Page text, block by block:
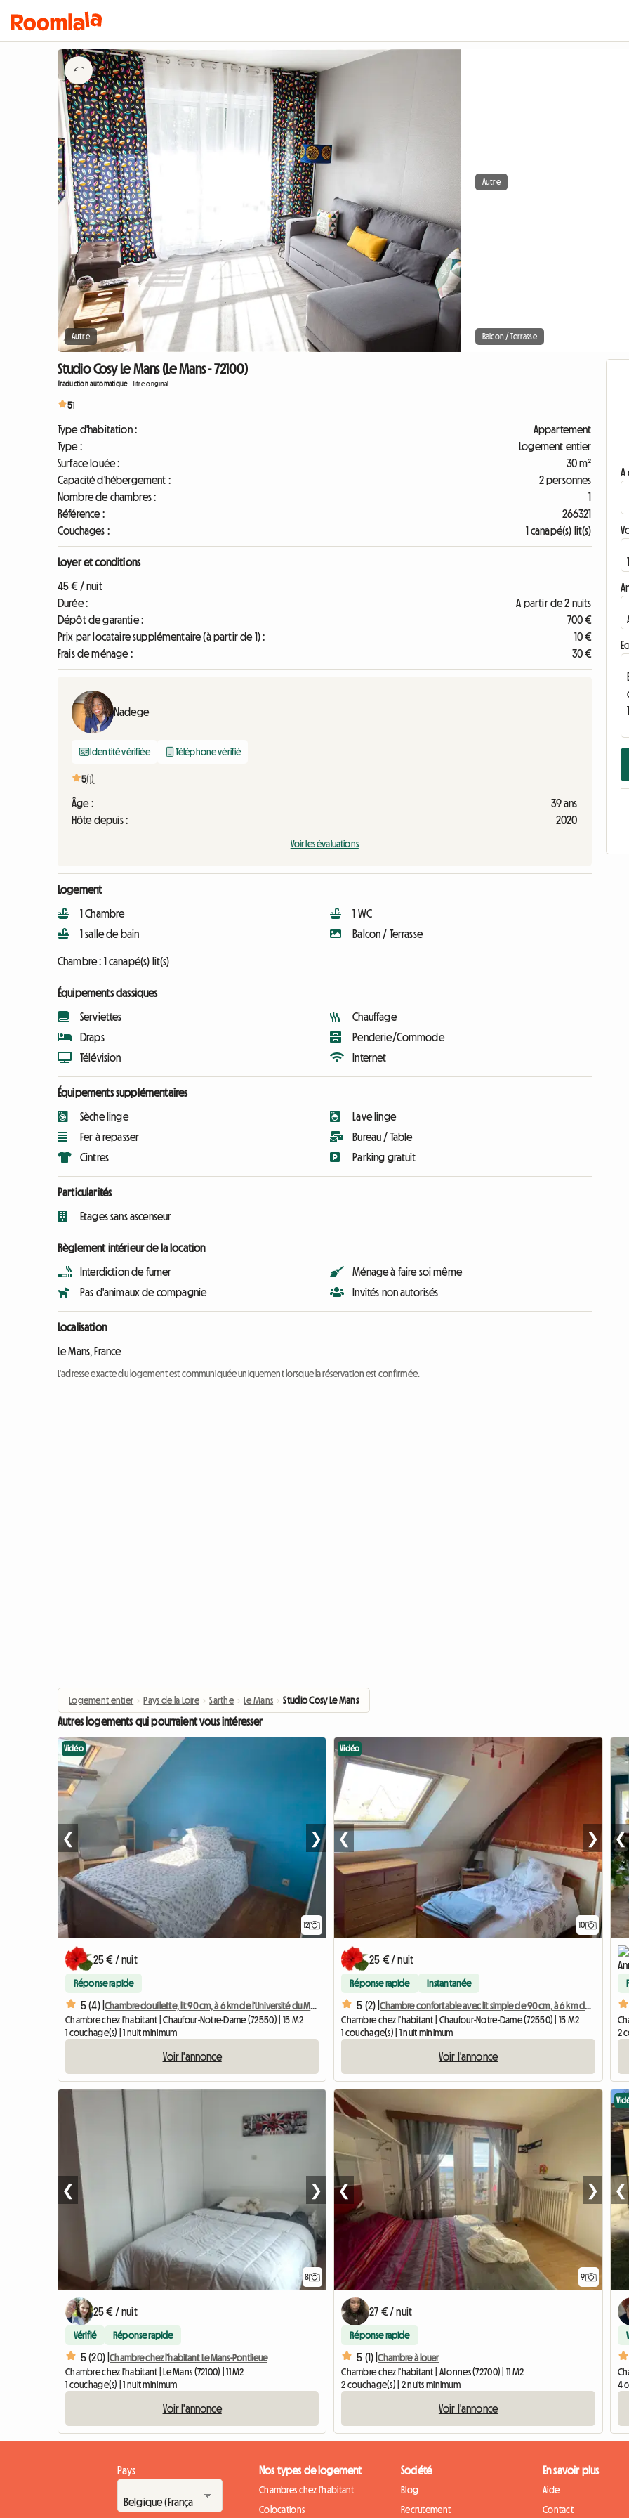
Autre
Autre
Balcon / Terrasse
Studio Cosy Le Mans (Le Mans - 72100)
Traduction automatique-Titre original
51
Type d'habitation :
Appartement
Type :
Logement entier
Surface louée :
30 m²
Capacité d'hébergement :
2 personnes
Nombre de chambres :
1
Référence :
266321
Couchages :
1 canapé(s) lit(s)
Loyer et conditions
45 € / nuit
Durée :
A partir de 2 nuits
Dépôt de garantie :
700 €
Prix par locataire supplémentaire (à partir de 1) :
10 €
Frais de ménage :
30 €
Nadege
Identité vérifiée Téléphone vérifié
5(1)
Âge :
39 ans
Hôte depuis :
2020
Voir les évaluations
Logement
1 Chambre
1 salle de bain
1 WC
Balcon / Terrasse
Chambre : 1 canapé(s) lit(s)
Équipements classiques
Serviettes
Draps
Télévision
Chauffage
Penderie/Commode
Internet
Équipements supplémentaires
Sèche linge
Fer à repasser
Cintres
Lave linge
Bureau / Table
Parking gratuit
Particularités
Etages sans ascenseur
Règlement intérieur de la location
Interdiction de fumer
Pas d'animaux de compagnie
Ménage à faire soi même
Invités non autorisés
Localisation
Le Mans, France
L'adresse exacte du logement est communiquée uniquement lorsque la réservation est confirmée.
A
Logement entier › Pays de la Loire › Sarthe › Le Mans › Studio Cosy Le Mans
Autres logements qui pourraient vous intéresser
12
Vidéo
❮ ❯
25 € / nuit
Réponse rapide
5 (4) |
Chambre douillette, lit 90 cm, à 6 km de l'Université du Mans
Chambre chez l'habitant | Chaufour-Notre-Dame (72550) | 15 M2
1 couchage(s) | 1 nuit minimum
Voir l'annonce
10
Vidéo
❮ ❯
25 € / nuit
Réponse rapide Instantanée
5 (2) |
Chambre confortable avec lit simple de 90 cm, à 6 km de l'Université du Mans
Chambre chez l'habitant | Chaufour-Notre-Dame (72550) | 15 M2
1 couchage(s) | 1 nuit minimum
Voir l'annonce
❮
2
8
❮ ❯
25 € / nuit
Vérifié Réponse rapide
5 (20) |Chambre chez l'habitant Le Mans-Pontlieue
Chambre chez l'habitant | Le Mans (72100) | 11 M2
1 couchage(s) | 1 nuit minimum
Voir l'annonce
9
❮ ❯
27 € / nuit
Réponse rapide
5 (1) |Chambre à louer
Chambre chez l'habitant | Allonnes (72700) | 11 M2
2 couchage(s) | 2 nuits minimum
Voir l'annonce
❮
4
Pays Nos types de logement
Chambres chez l'habitant
Colocations
Société
Blog
Recrutement
En savoir plus
Aide
Contact